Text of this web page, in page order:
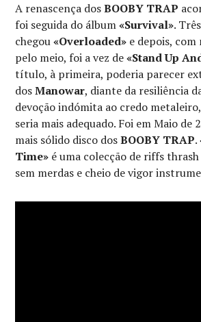
A renascença dosBOOBY TRAP
foi seguida do álbum«Survival».
chegou«Overloaded» e depois, com
pelo meio, foi a vez de«Stand Up
título, à primeira, poderia parecer
dosManowar, diante da resiliência
devoção indómita ao credo
seria mais adequado. Foi em Maio de
mais sólido disco dosBOOBY TRAP.
Time» é uma colecção de riffs
sem merdas e cheio de vigor